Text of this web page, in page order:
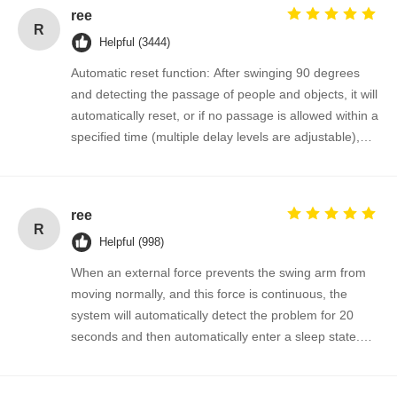
R
ree
Helpful (3444)
Automatic reset function: After swinging 90 degrees
and detecting the passage of people and objects, it will
automatically reset, or if no passage is allowed within a
specified time (multiple delay levels are adjustable),
R
ree
Helpful (998)
When an external force prevents the swing arm from
moving normally, and this force is continuous, the
system will automatically detect the problem for 20
seconds and then automatically enter a sleep state.